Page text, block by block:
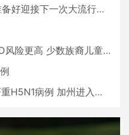
迎接下一次大流行了吗？
更高 少数族裔儿童存在差异
病例 加州进入紧急状态